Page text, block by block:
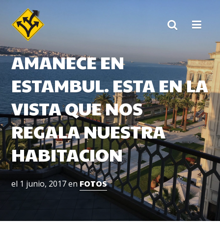
content
AMANECE EN
ESTAMBUL. ESTA EN LA
VISTA QUE NOS
REGALA NUESTRA
HABITACION
el 1 junio, 2017 en FOTOS